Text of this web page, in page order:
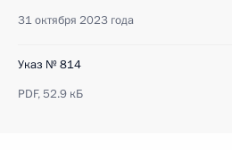
31 октября 2023 года
Указ № 814
PDF,52.9 кБ